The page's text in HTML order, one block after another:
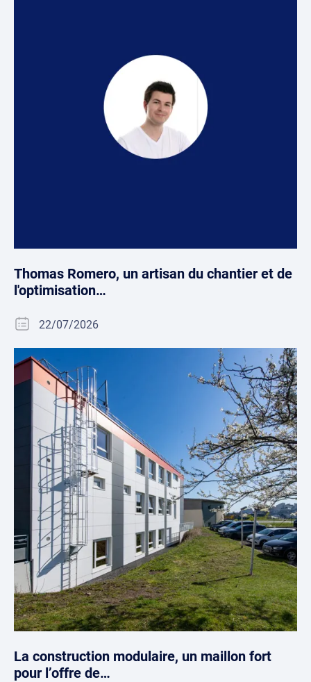
Thomas Romero, un artisan du chantier et de
l'optimisation…
22/07/2026
La construction modulaire, un maillon fort
pour l’offre de…